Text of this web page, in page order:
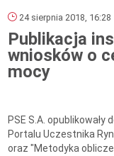
24 sierpnia 2018, 16:28
Publikacja
wniosków o
mocy
PSE S.A.
Portalu Uczestnika
oraz "Metodyka